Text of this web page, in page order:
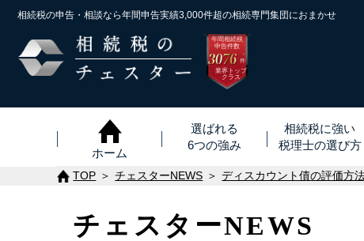
相続税の申告・相談なら年間申告実績3,000件超の相続専門集団におまかせ
年間相続税
申告件数
3076 ※
件
業界トップ
クラス
ホーム
選ばれる
6つの強み
相続税に強い
税理士の選び方
TOP チェスターNEWS ディスカウント債の評価方
チェスターNEWS